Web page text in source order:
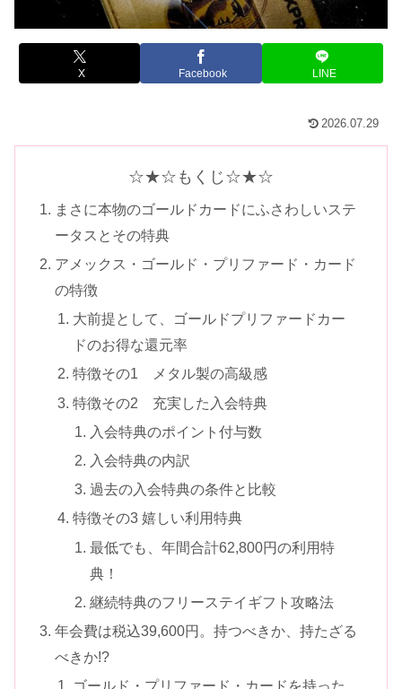
X Facebook LINE
2026.07.29
☆★☆もくじ☆★☆
まさに本物のゴールドカードにふさわしいステ
ータスとその特典
アメックス・ゴールド・プリファード・カード
の特徴
大前提として、ゴールドプリファードカー
ドのお得な還元率
特徴その1 メタル製の高級感
特徴その2 充実した入会特典
入会特典のポイント付与数
入会特典の内訳
過去の入会特典の条件と比較
特徴その3 嬉しい利用特典
最低でも、年間合計62,800円の利用特
典！
継続特典のフリーステイギフト攻略法
年会費は税込39,600円。持つべきか、持たざる
べきか!?